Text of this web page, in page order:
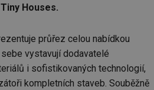
Houses.
průřez celou nabídkou
vystavují dodavatelé
i sofistikovaných technologií,
kompletních staveb. Souběžně